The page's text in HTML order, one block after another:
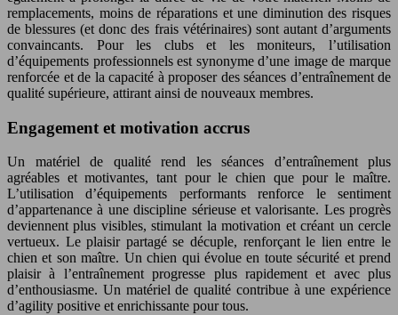
remplacements, moins de réparations et une diminution des risques
de blessures (et donc des frais vétérinaires) sont autant d’arguments
convaincants. Pour les clubs et les moniteurs, l’utilisation
d’équipements professionnels est synonyme d’une image de marque
renforcée et de la capacité à proposer des séances d’entraînement de
qualité supérieure, attirant ainsi de nouveaux membres.
Engagement et motivation accrus
Un matériel de qualité rend les séances d’entraînement plus
agréables et motivantes, tant pour le chien que pour le maître.
L’utilisation d’équipements performants renforce le sentiment
d’appartenance à une discipline sérieuse et valorisante. Les progrès
deviennent plus visibles, stimulant la motivation et créant un cercle
vertueux. Le plaisir partagé se décuple, renforçant le lien entre le
chien et son maître. Un chien qui évolue en toute sécurité et prend
plaisir à l’entraînement progresse plus rapidement et avec plus
d’enthousiasme. Un matériel de qualité contribue à une expérience
d’agility positive et enrichissante pour tous.